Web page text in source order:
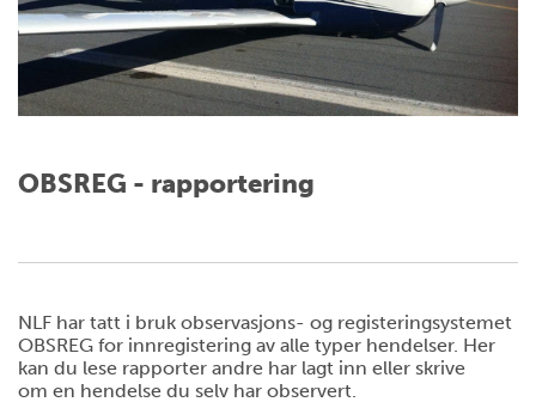
OBSREG - rapportering
NLF har tatt i bruk observasjons- og registeringsystemet
OBSREG for innregistering av alle typer hendelser. Her
kan du lese rapporter andre har lagt inn eller skrive
om en hendelse du selv har observert.